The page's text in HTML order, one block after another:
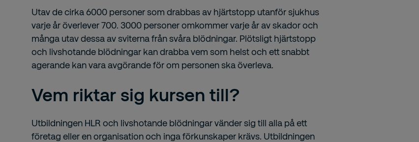
Utav de cirka 6000 personer som drabbas av hjärtstopp utanför sjukhus
varje år överlever 700. 3000 personer omkommer varje år av skador och
många utav dessa av sviterna från svåra blödningar. Plötsligt hjärtstopp
och livshotande blödningar kan drabba vem som helst och ett snabbt
agerande kan vara avgörande för om personen ska överleva.
Vem riktar sig kursen till?
Utbildningen HLR och livshotande blödningar vänder sig till alla på ett
företag eller en organisation och inga förkunskaper krävs. Utbildningen